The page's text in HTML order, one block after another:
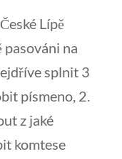
Lípě
na
splnit 3
písmeno, 2.
z jaké
komtese